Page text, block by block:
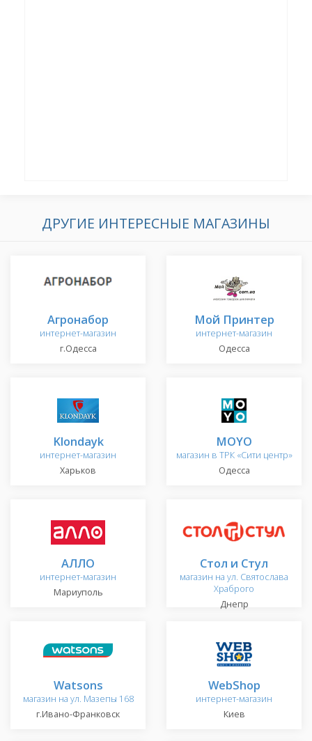
ДРУГИЕ ИНТЕРЕСНЫЕ МАГАЗИНЫ
Агронабор
интернет-магазин
г.Одесса
Мой Принтер
интернет-магазин
Одесса
Klondayk
интернет-магазин
Харьков
MOYO
магазин в ТРК «Сити центр»
Одесса
АЛЛО
интернет-магазин
Мариуполь
Стол и Стул
магазин на ул. Святослава
Храброго
Днепр
Watsons
магазин на ул. Мазепы 168
г.Ивано-Франковск
WebShop
интернет-магазин
Киев